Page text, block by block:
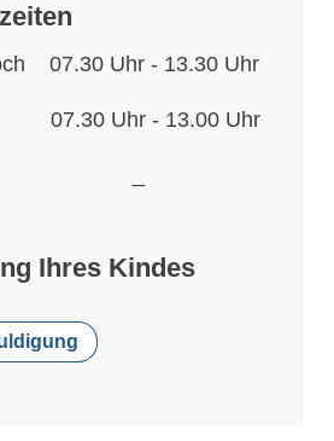
07.30 Uhr - 13.30 Uhr
Uhr - 13.00 Uhr
_
Ihres Kindes